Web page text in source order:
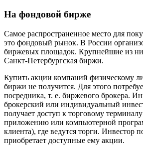
На фондовой бирже
Самое распространенное место для
это фондовый рынок. В России
биржевых площадок. Крупнейшие из
Санкт-Петербургская биржи.
Купить акции компаний физическому
биржи не получится. Для этого
посредника, т. е. биржевого брокера.
брокерский или индивидуальный
получает доступ к торговому
приложению или компьютерной
клиента), где ведутся торги. Инвестор
приобретает доступные ему акции.